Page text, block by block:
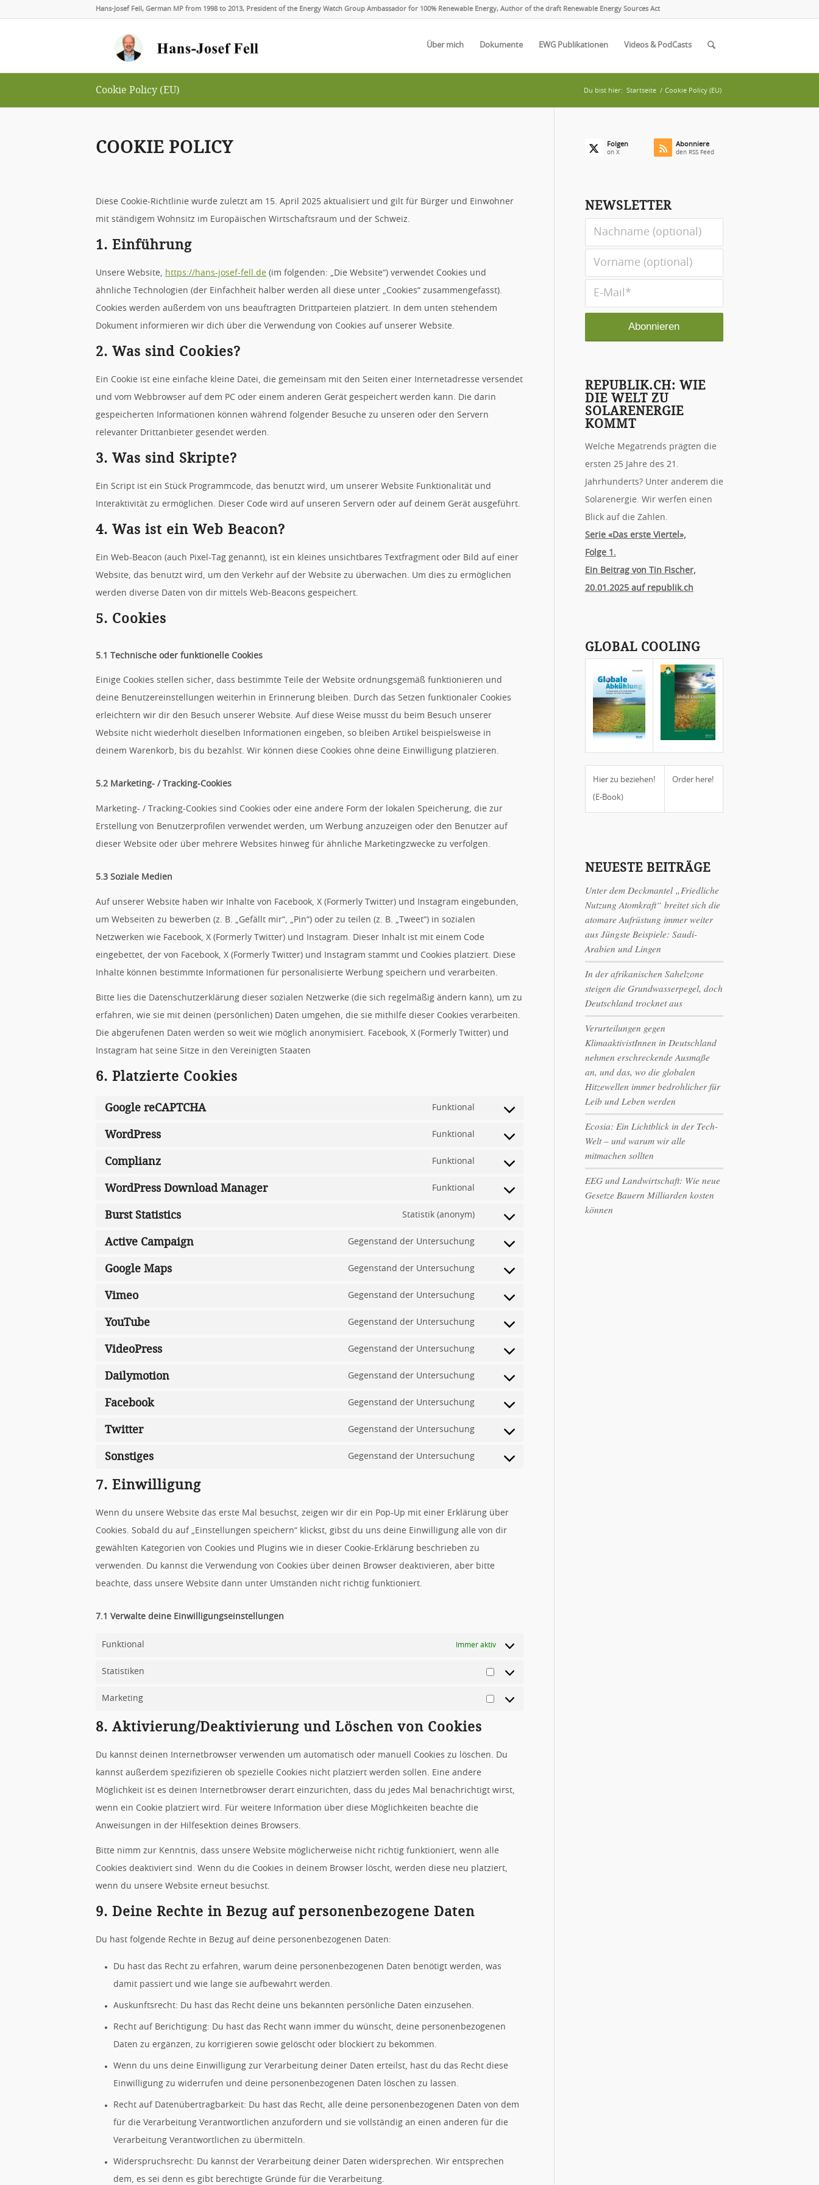
Hans-Josef Fell, German MP from 1998 to 2013, President of the Energy Watch Group Ambassador for 100% Renewable Energy, Author of the draft Renewable Energy Sources Act
Über mich Dokumente EWG Publikationen Videos & PodCasts
Cookie Policy (EU) Du bist hier: Startseite / Cookie Policy (EU)
COOKIE POLICY
Diese Cookie-Richtlinie wurde zuletzt am 15. April 2025 aktualisiert und gilt für Bürger und Einwohner
mit ständigem Wohnsitz im Europäischen Wirtschaftsraum und der Schweiz.
1. Einführung
Unsere Website, https://hans-josef-fell.de (im folgenden: „Die Website“) verwendet Cookies und
ähnliche Technologien (der Einfachheit halber werden all diese unter „Cookies“ zusammengefasst).
Cookies werden außerdem von uns beauftragten Drittparteien platziert. In dem unten stehendem
Dokument informieren wir dich über die Verwendung von Cookies auf unserer Website.
2. Was sind Cookies?
Ein Cookie ist eine einfache kleine Datei, die gemeinsam mit den Seiten einer Internetadresse versendet
und vom Webbrowser auf dem PC oder einem anderen Gerät gespeichert werden kann. Die darin
gespeicherten Informationen können während folgender Besuche zu unseren oder den Servern
relevanter Drittanbieter gesendet werden.
3. Was sind Skripte?
Ein Script ist ein Stück Programmcode, das benutzt wird, um unserer Website Funktionalität und
Interaktivität zu ermöglichen. Dieser Code wird auf unseren Servern oder auf deinem Gerät ausgeführt.
4. Was ist ein Web Beacon?
Ein Web-Beacon (auch Pixel-Tag genannt), ist ein kleines unsichtbares Textfragment oder Bild auf einer
Website, das benutzt wird, um den Verkehr auf der Website zu überwachen. Um dies zu ermöglichen
werden diverse Daten von dir mittels Web-Beacons gespeichert.
5. Cookies
5.1 Technische oder funktionelle Cookies
Einige Cookies stellen sicher, dass bestimmte Teile der Website ordnungsgemäß funktionieren und
deine Benutzereinstellungen weiterhin in Erinnerung bleiben. Durch das Setzen funktionaler Cookies
erleichtern wir dir den Besuch unserer Website. Auf diese Weise musst du beim Besuch unserer
Website nicht wiederholt dieselben Informationen eingeben, so bleiben Artikel beispielsweise in
deinem Warenkorb, bis du bezahlst. Wir können diese Cookies ohne deine Einwilligung platzieren.
5.2 Marketing- / Tracking-Cookies
Marketing- / Tracking-Cookies sind Cookies oder eine andere Form der lokalen Speicherung, die zur
Erstellung von Benutzerprofilen verwendet werden, um Werbung anzuzeigen oder den Benutzer auf
dieser Website oder über mehrere Websites hinweg für ähnliche Marketingzwecke zu verfolgen.
5.3 Soziale Medien
Auf unserer Website haben wir Inhalte von Facebook, X (Formerly Twitter) und Instagram eingebunden,
um Webseiten zu bewerben (z. B. „Gefällt mir“, „Pin“) oder zu teilen (z. B. „Tweet“) in sozialen
Netzwerken wie Facebook, X (Formerly Twitter) und Instagram. Dieser Inhalt ist mit einem Code
eingebettet, der von Facebook, X (Formerly Twitter) und Instagram stammt und Cookies platziert. Diese
Inhalte können bestimmte Informationen für personalisierte Werbung speichern und verarbeiten.
Bitte lies die Datenschutzerklärung dieser sozialen Netzwerke (die sich regelmäßig ändern kann), um zu
erfahren, wie sie mit deinen (persönlichen) Daten umgehen, die sie mithilfe dieser Cookies verarbeiten.
Die abgerufenen Daten werden so weit wie möglich anonymisiert. Facebook, X (Formerly Twitter) und
Instagram hat seine Sitze in den Vereinigten Staaten
6. Platzierte Cookies
Google reCAPTCHA Funktional Consent
WordPress Funktional Consent
wordpress
Complianz Funktional Consent
complianz
WordPress Download Manager Funktional Consent
wordpress-
Burst Statistics Statistik (anonym)Consent
burst-
Active Campaign Gegenstand der UntersuchungConsent
active-
Google Maps Gegenstand der UntersuchungConsent
google-
Vimeo Gegenstand der UntersuchungConsent
vimeo
YouTube Gegenstand der UntersuchungConsent
youtube
VideoPress Gegenstand der UntersuchungConsent
videopress
Dailymotion Gegenstand der UntersuchungConsent
dailymotion
Facebook Gegenstand der UntersuchungConsent
facebook
Twitter Gegenstand der UntersuchungConsent
Sonstiges Gegenstand der UntersuchungConsent
sonstiges
7. Einwilligung
Wenn du unsere Website das erste Mal besuchst, zeigen wir dir ein Pop-Up mit einer Erklärung über
Cookies. Sobald du auf „Einstellungen speichern“ klickst, gibst du uns deine Einwilligung alle von dir
gewählten Kategorien von Cookies und Plugins wie in dieser Cookie-Erklärung beschrieben zu
verwenden. Du kannst die Verwendung von Cookies über deinen Browser deaktivieren, aber bitte
beachte, dass unsere Website dann unter Umständen nicht richtig funktioniert.
7.1 Verwalte deine Einwilligungseinstellungen
Funktional Immer aktiv
Statistiken
Marketing
8. Aktivierung/Deaktivierung und Löschen von Cookies
Du kannst deinen Internetbrowser verwenden um automatisch oder manuell Cookies zu löschen. Du
kannst außerdem spezifizieren ob spezielle Cookies nicht platziert werden sollen. Eine andere
Möglichkeit ist es deinen Internetbrowser derart einzurichten, dass du jedes Mal benachrichtigt wirst,
wenn ein Cookie platziert wird. Für weitere Information über diese Möglichkeiten beachte die
Anweisungen in der Hilfesektion deines Browsers.
Bitte nimm zur Kenntnis, dass unsere Website möglicherweise nicht richtig funktioniert, wenn alle
Cookies deaktiviert sind. Wenn du die Cookies in deinem Browser löscht, werden diese neu platziert,
wenn du unsere Website erneut besuchst.
9. Deine Rechte in Bezug auf personenbezogene Daten
Du hast folgende Rechte in Bezug auf deine personenbezogenen Daten:
Du hast das Recht zu erfahren, warum deine personenbezogenen Daten benötigt werden, was
damit passiert und wie lange sie aufbewahrt werden.
Auskunftsrecht: Du hast das Recht deine uns bekannten persönliche Daten einzusehen.
Recht auf Berichtigung: Du hast das Recht wann immer du wünscht, deine personenbezogenen
Daten zu ergänzen, zu korrigieren sowie gelöscht oder blockiert zu bekommen.
Wenn du uns deine Einwilligung zur Verarbeitung deiner Daten erteilst, hast du das Recht diese
Einwilligung zu widerrufen und deine personenbezogenen Daten löschen zu lassen.
Recht auf Datenübertragbarkeit: Du hast das Recht, alle deine personenbezogenen Daten von dem
für die Verarbeitung Verantwortlichen anzufordern und sie vollständig an einen anderen für die
Verarbeitung Verantwortlichen zu übermitteln.
Widerspruchsrecht: Du kannst der Verarbeitung deiner Daten widersprechen. Wir entsprechen
dem, es sei denn es gibt berechtigte Gründe für die Verarbeitung.
Folgen
on X
Abonniere
den RSS Feed
NEWSLETTER
REPUBLIK.CH: WIE
DIE WELT ZU
SOLARENERGIE
KOMMT
Welche Megatrends prägten die
ersten 25 Jahre des 21.
Jahrhunderts? Unter anderem die
Solar­energie. Wir werfen einen
Blick auf die Zahlen.
Serie «Das erste Viertel»,
Folge 1.
Ein Beitrag von Tin Fischer,
20.01.2025 auf republik.ch
GLOBAL COOLING
Hier zu beziehen!
(E-Book)
Order here!
NEUESTE BEITRÄGE
Unter dem Deckmantel „Friedliche
Nutzung Atomkraft“ breitet sich die
atomare Aufrüstung immer weiter
aus Jüngste Beispiele: Saudi-
Arabien und Lingen
In der afrikanischen Sahelzone
steigen die Grundwasserpegel, doch
Deutschland trocknet aus
Verurteilungen gegen
KlimaaktivistInnen in Deutschland
nehmen erschreckende Ausmaße
an, und das, wo die globalen
Hitzewellen immer bedrohlicher für
Leib und Leben werden
Ecosia: Ein Lichtblick in der Tech-
Welt – und warum wir alle
mitmachen sollten
EEG und Landwirtschaft: Wie neue
Gesetze Bauern Milliarden kosten
können